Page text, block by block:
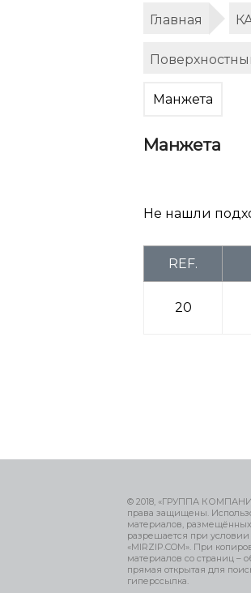
Главная
Манжета
Манжета
Не нашли
REF.
20
© 2018, «ГРУППА
права защищены.
материалов, размещённых
разрешается при
«MIRZIP.COM». При
материалов со страниц –
прямая открытая для
гиперссылка.